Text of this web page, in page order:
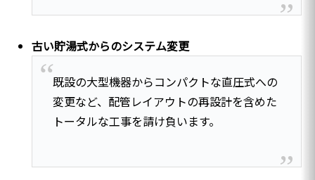
古い貯湯式からのシステム変更
既設の大型機器からコンパクトな直圧式への
変更など、配管レイアウトの再設計を含めた
トータルな工事を請け負います。